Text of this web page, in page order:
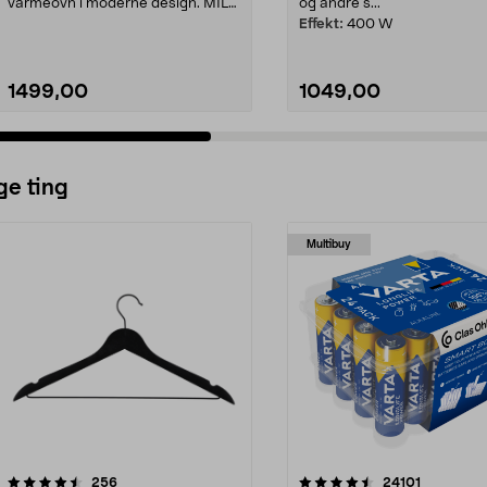
varmeovn i moderne design. MILL
1499,00
og andre s...
Effekt: 400 W
1049,00
ting
256anmeldelser
Multibuy
4.5av 5 stjerner 24101
4.5av 5 stjerner